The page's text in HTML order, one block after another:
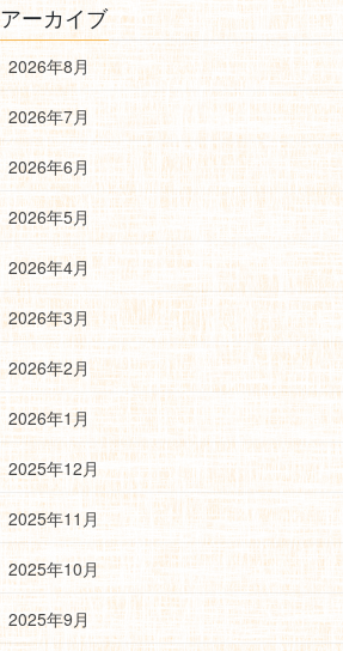
アーカイブ
2026年8月
2026年7月
2026年6月
2026年5月
2026年4月
2026年3月
2026年2月
2026年1月
2025年12月
2025年11月
2025年10月
2025年9月